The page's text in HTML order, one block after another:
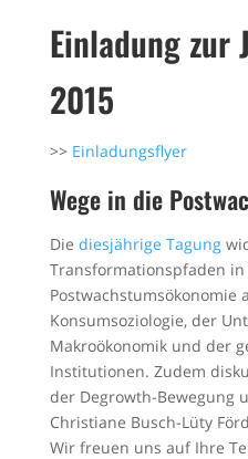
Einladung zur
2015
>> Einladungsflyer
Wege in die
Die diesjährige Tagung
Transformations­pfaden in
Postwachstumsökonomie
Konsumsoziologie, der
Makro­ökonomik und der
Institutionen. Zudem
der Degrowth-Bewegung
Christiane Busch-Lüty
Wir freuen uns auf Ihre